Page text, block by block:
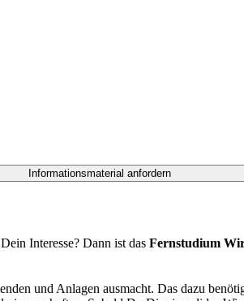
Interesse? Dann ist das Fernstudium
und Anlagen ausmacht. Das dazu